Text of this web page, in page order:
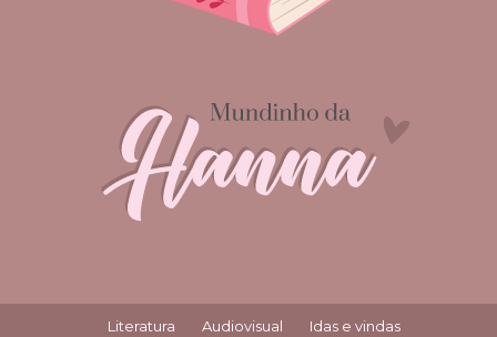
Literatura Audiovisual Idas e vindas